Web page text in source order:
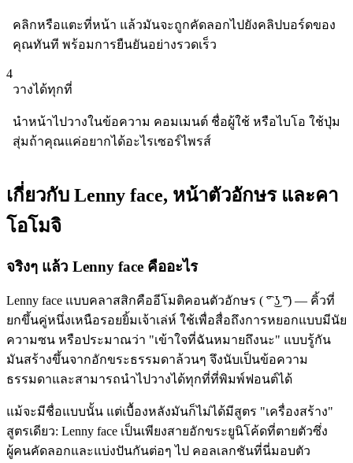
คลิกหรือแตะที่หน้า แล้วมันจะถูกคัดลอกไปยังคลิปบอร์ดของ
คุณทันที พร้อมการยืนยันอย่างรวดเร็ว
4
วางได้ทุกที่
นำหน้าไปวางในข้อความ คอมเมนต์ ชื่อผู้ใช้ หรือไบโอ ใช้ปุ่ม
สุ่มถ้าคุณแค่อยากได้อะไรเซอร์ไพรส์
เกี่ยวกับ Lenny face, หน้าตัวอักษร และคา
โอโมจิ
จริงๆ แล้ว Lenny face คืออะไร
Lenny face แบบคลาสสิกคืออีโมติคอนตัวอักษร ( ͡° ͜ʖ ͡°) — คิ้วที่
ยกขึ้นคู่หนึ่งเหนือรอยยิ้มเจ้าเล่ห์ ใช้เพื่อสื่อถึงการหยอกแบบมีนัย
ความซน หรือประมาณว่า "เข้าใจที่ฉันหมายถึงนะ" แบบรู้กัน
มันสร้างขึ้นจากอักขระธรรมดาล้วนๆ จึงนับเป็นข้อความ
ธรรมดาและสามารถนำไปวางได้ทุกที่ที่พิมพ์ฟอนต์ได้
แม้จะมีชื่อแบบนั้น แต่เบื้องหลังมันก็ไม่ได้มีสูตร "เครื่องสร้าง"
สูตรเดียว: Lenny face เป็นเพียงสายอักขระยูนิโค้ดที่ตายตัวซึ่ง
ผู้คนคัดลอกและแบ่งปันกันต่อๆ ไป คอลเลกชันที่นี่มอบตัว